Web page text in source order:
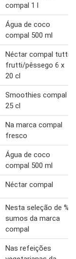
compal 1 l
Água de coco
compal 500 ml
Néctar compal tutti
frutti/pêssego 6 x
20 cl
Smoothies compal
25 cl
Na marca compal
fresco
Água de coco
compal 500 ml
Néctar compal
Nesta seleção de %
sumos da marca
compal
Nas refeições